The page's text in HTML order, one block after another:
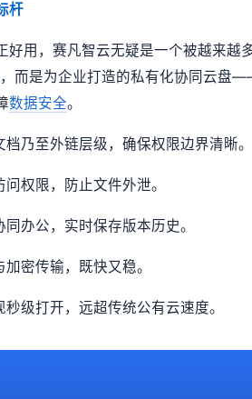
杆
好用，赛凡智云无疑是一个被越来越
而是为企业打造的私有化协同云盘
数据安全。
乃至外链层级，确保权限边界清晰。
权限，防止文件外泄。
办公，实时保存版本历史。
密传输，既快又稳。
级打开，远超传统公有云速度。